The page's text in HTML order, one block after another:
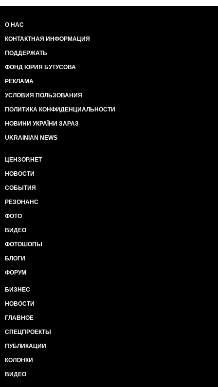
О НАС
КОНТАКТНАЯ ИНФОРМАЦИЯ
ПОДДЕРЖАТЬ
ФОНД ЮРИЯ БУТУСОВА
РЕКЛАМА
УСЛОВИЯ ПОЛЬЗОВАНИЯ
ПОЛИТИКА КОНФИДЕНЦИАЛЬНОСТИ
НОВИНИ УКРАЇНИ ЗАРАЗ
UKRAINIAN NEWS
ЦЕНЗОР.НЕТ
НОВОСТИ
СОБЫТИЯ
РЕЗОНАНС
ФОТО
ВИДЕО
ФОТОШОПЫ
БЛОГИ
ФОРУМ
БИЗНЕС
НОВОСТИ
ГЛАВНОЕ
СПЕЦПРОЕКТЫ
ПУБЛИКАЦИИ
КОЛОНКИ
ВИДЕО